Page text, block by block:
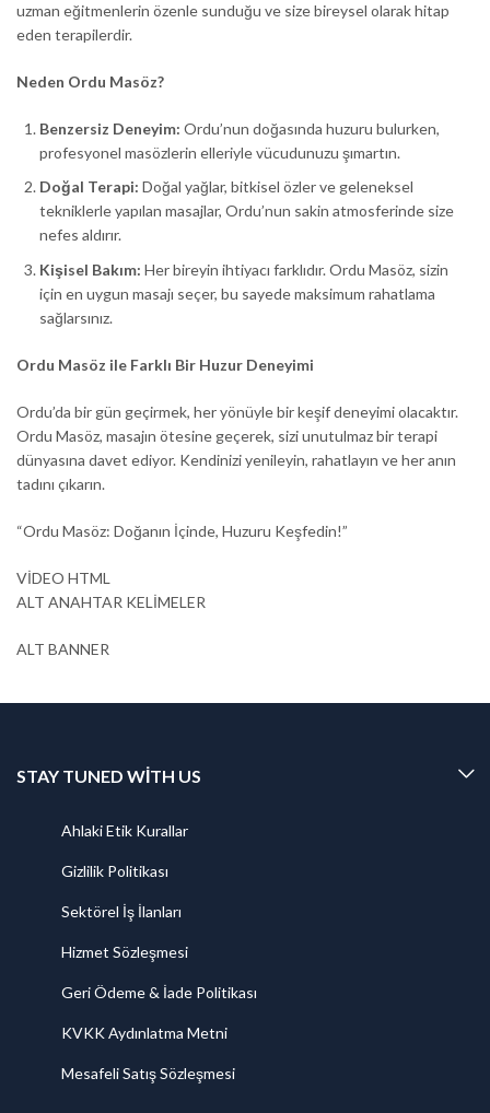
uzman eğitmenlerin özenle sunduğu ve size bireysel olarak hitap
eden terapilerdir.
Neden Ordu Masöz?
Benzersiz Deneyim: Ordu’nun doğasında huzuru bulurken,
profesyonel masözlerin elleriyle vücudunuzu şımartın.
Doğal Terapi: Doğal yağlar, bitkisel özler ve geleneksel
tekniklerle yapılan masajlar, Ordu’nun sakin atmosferinde size
nefes aldırır.
Kişisel Bakım: Her bireyin ihtiyacı farklıdır. Ordu Masöz, sizin
için en uygun masajı seçer, bu sayede maksimum rahatlama
sağlarsınız.
Ordu Masöz ile Farklı Bir Huzur Deneyimi
Ordu’da bir gün geçirmek, her yönüyle bir keşif deneyimi olacaktır.
Ordu Masöz, masajın ötesine geçerek, sizi unutulmaz bir terapi
dünyasına davet ediyor. Kendinizi yenileyin, rahatlayın ve her anın
tadını çıkarın.
“Ordu Masöz: Doğanın İçinde, Huzuru Keşfedin!”
VİDEO HTML
ALT ANAHTAR KELİMELER
ALT BANNER
STAY TUNED WITH US
Ahlaki Etik Kurallar
Gizlilik Politikası
Sektörel İş İlanları
Hizmet Sözleşmesi
Geri Ödeme & İade Politikası
KVKK Aydınlatma Metni
Mesafeli Satış Sözleşmesi